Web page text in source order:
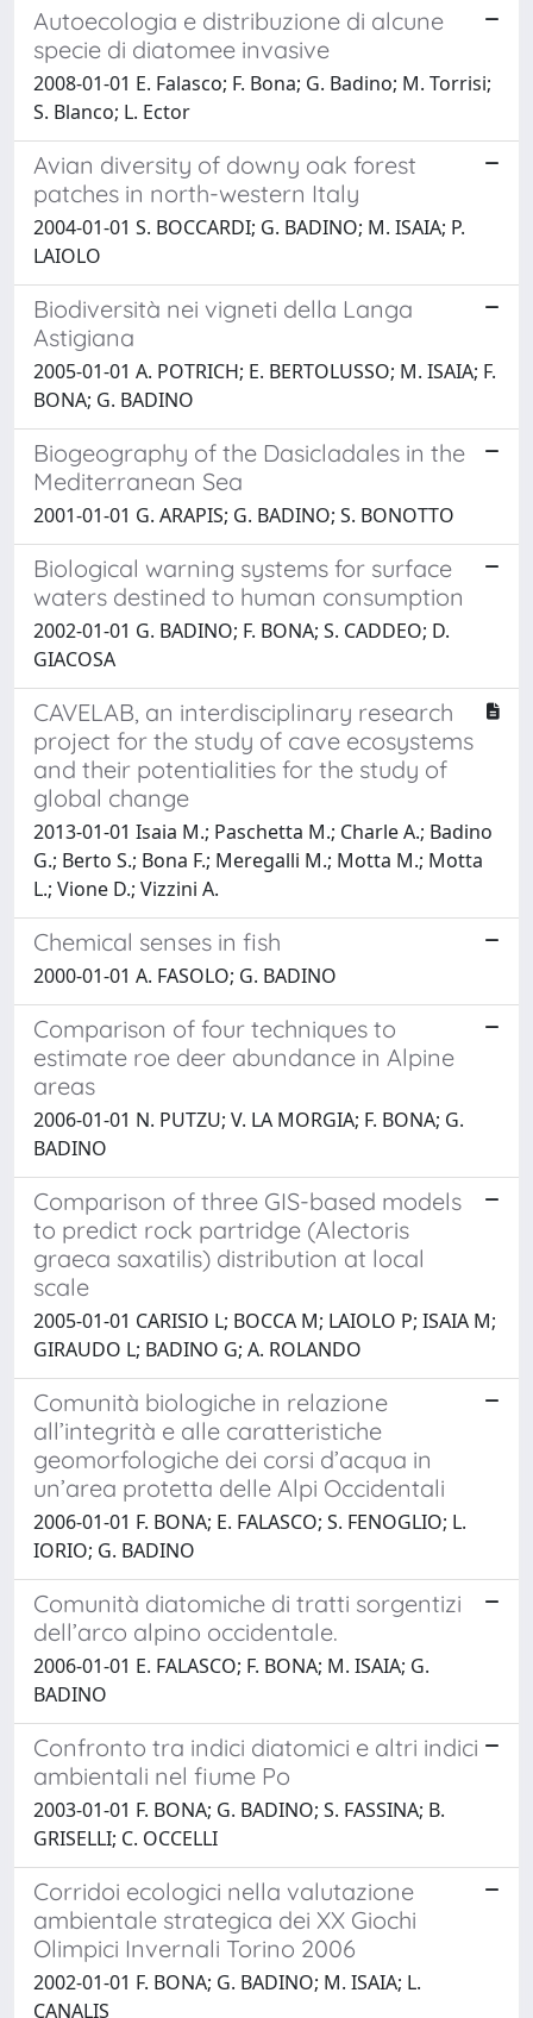
Autoecologia e distribuzione di alcune
specie di diatomee invasive
2008-01-01 E. Falasco; F. Bona; G. Badino; M. Torrisi;
S. Blanco; L. Ector
Avian diversity of downy oak forest
patches in north-western Italy
2004-01-01 S. BOCCARDI; G. BADINO; M. ISAIA; P.
LAIOLO
Biodiversità nei vigneti della Langa
Astigiana
2005-01-01 A. POTRICH; E. BERTOLUSSO; M. ISAIA; F.
BONA; G. BADINO
Biogeography of the Dasicladales in the
Mediterranean Sea
2001-01-01 G. ARAPIS; G. BADINO; S. BONOTTO
Biological warning systems for surface
waters destined to human consumption
2002-01-01 G. BADINO; F. BONA; S. CADDEO; D.
GIACOSA
CAVELAB, an interdisciplinary research
project for the study of cave ecosystems
and their potentialities for the study of
global change
2013-01-01 Isaia M.; Paschetta M.; Charle A.; Badino
G.; Berto S.; Bona F.; Meregalli M.; Motta M.; Motta
L.; Vione D.; Vizzini A.
Chemical senses in fish
2000-01-01 A. FASOLO; G. BADINO
Comparison of four techniques to
estimate roe deer abundance in Alpine
areas
2006-01-01 N. PUTZU; V. LA MORGIA; F. BONA; G.
BADINO
Comparison of three GIS-based models
to predict rock partridge (Alectoris
graeca saxatilis) distribution at local
scale
2005-01-01 CARISIO L; BOCCA M; LAIOLO P; ISAIA M;
GIRAUDO L; BADINO G; A. ROLANDO
Comunità biologiche in relazione
all’integrità e alle caratteristiche
geomorfologiche dei corsi d’acqua in
un’area protetta delle Alpi Occidentali
2006-01-01 F. BONA; E. FALASCO; S. FENOGLIO; L.
IORIO; G. BADINO
Comunità diatomiche di tratti sorgentizi
dell’arco alpino occidentale.
2006-01-01 E. FALASCO; F. BONA; M. ISAIA; G.
BADINO
Confronto tra indici diatomici e altri indici
ambientali nel fiume Po
2003-01-01 F. BONA; G. BADINO; S. FASSINA; B.
GRISELLI; C. OCCELLI
Corridoi ecologici nella valutazione
ambientale strategica dei XX Giochi
Olimpici Invernali Torino 2006
2002-01-01 F. BONA; G. BADINO; M. ISAIA; L.
CANALIS